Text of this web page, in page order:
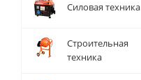
Силовая техника
Строительная
техника